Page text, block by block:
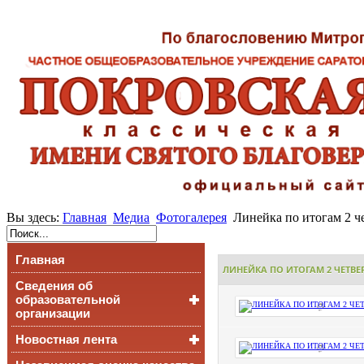
Вы здесь: Главная Медиа Фотогалерея Линейка по итогам 2
Главная
Сведения об
образовательной
организации
Основные сведения
Структура и органы
Новостная лента
ЛИНЕЙКА ПО ИТОГАМ 2